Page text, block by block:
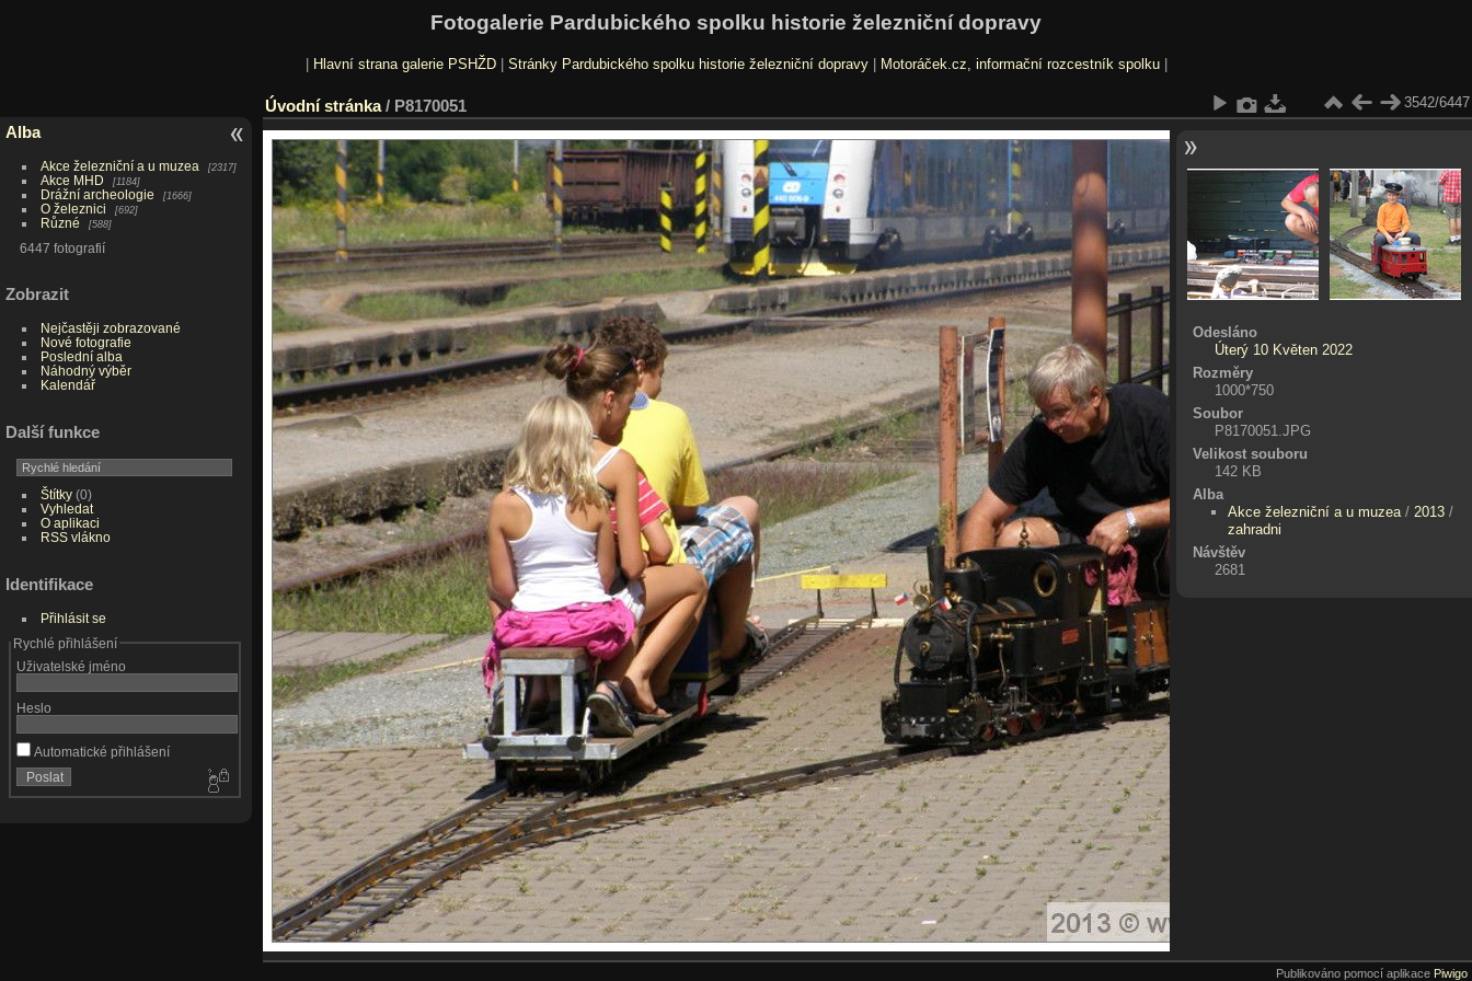
Fotogalerie Pardubického spolku historie železniční dopravy
Hlavní strana galerie PSHŽD| Stránky Pardubického spolku historie železniční dopravy| Motoráček.cz, informační rozcestník spolku|
Alba
Akce železniční a u muzea 2317
Akce MHD 1184
Drážní archeologie 1666
O železnici 692
Různé 588
6447 fotografií
Zobrazit
Nejčastěji zobrazované
Nové fotografie
Poslední alba
Náhodný výběr
Kalendář
Další funkce
Štítky(0)
Vyhledat
O aplikaci
RSS vlákno
Identifikace
Přihlásit se
Rychlé přihlášení
Uživatelské jméno
Heslo
Automatické přihlášení
Úvodní stránka/ P8170051 3542/6447
Odesláno
Úterý 10 Květen 2022
Rozměry
1000*750
Soubor
P8170051.JPG
Velikost souboru
142 KB
Alba
Akce železniční a u muzea / 2013 /
zahradni
Návštěv
2681
Publikováno pomocí aplikace Piwigo